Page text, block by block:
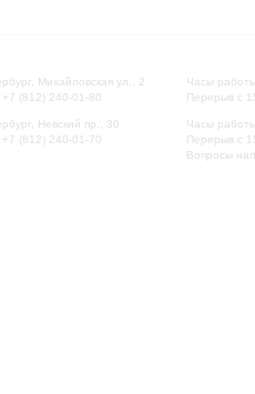
Михайловская ул., 2
(812) 240-01-80
Невский пр., 30
(812) 240-01-70
Часы
Перерыв с
Часы
Перерыв с
Вопросы